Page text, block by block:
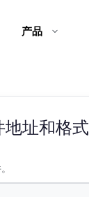
产品
地址和格式